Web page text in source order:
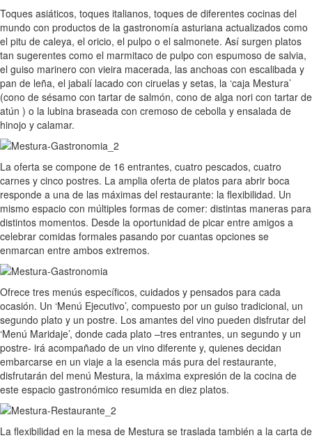
Toques asiáticos, toques italianos, toques de diferentes cocinas del
mundo con productos de la gastronomía asturiana actualizados como
el pitu de caleya, el oricio, el pulpo o el salmonete. Así surgen platos
tan sugerentes como el marmitaco de pulpo con espumoso de salvia,
el guiso marinero con vieira macerada, las anchoas con escalibada y
pan de leña, el jabalí lacado con ciruelas y setas, la ‘caja Mestura’
(cono de sésamo con tartar de salmón, cono de alga nori con tartar de
atún ) o la lubina braseada con cremoso de cebolla y ensalada de
hinojo y calamar.
La oferta se compone de 16 entrantes, cuatro pescados, cuatro
carnes y cinco postres. La amplia oferta de platos para abrir boca
responde a una de las máximas del restaurante: la flexibilidad. Un
mismo espacio con múltiples formas de comer: distintas maneras para
distintos momentos. Desde la oportunidad de picar entre amigos a
celebrar comidas formales pasando por cuantas opciones se
enmarcan entre ambos extremos.
Ofrece tres menús específicos, cuidados y pensados para cada
ocasión. Un ‘Menú Ejecutivo’, compuesto por un guiso tradicional, un
segundo plato y un postre. Los amantes del vino pueden disfrutar del
‘Menú Maridaje’, donde cada plato –tres entrantes, un segundo y un
postre- irá acompañado de un vino diferente y, quienes decidan
embarcarse en un viaje a la esencia más pura del restaurante,
disfrutarán del menú Mestura, la máxima expresión de la cocina de
este espacio gastronómico resumida en diez platos.
La flexibilidad en la mesa de Mestura se traslada también a la carta de